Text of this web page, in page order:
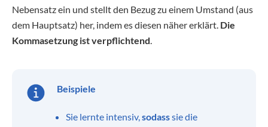
Nebensatz ein und stellt den Bezug zu einem Umstand (aus
dem Hauptsatz) her, indem es diesen näher erklärt. Die
Kommasetzung ist verpflichtend.
Beispiele
Sie lernte intensiv,sodasssie die